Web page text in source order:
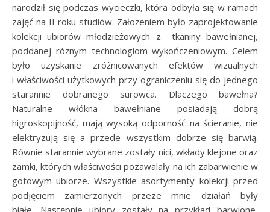
narodził się podczas wycieczki, która odbyła się w ramach
zajęć na II roku studiów. Założeniem było zaprojektowanie
kolekcji ubiorów młodzieżowych z tkaniny bawełnianej,
poddanej różnym technologiom wykończeniowym. Celem
było uzyskanie zróżnicowanych efektów wizualnych
i właściwości użytkowych przy ograniczeniu się do jednego
starannie dobranego surowca. Dlaczego bawełna?
Naturalne włókna bawełniane posiadają dobrą
higroskopijność, mają wysoką odporność na ścieranie, nie
elektryzują się a przede wszystkim dobrze się barwią.
Równie starannie wybrane zostały nici, wkłady klejone oraz
zamki, których właściwości pozawalały na ich zabarwienie w
gotowym ubiorze. Wszystkie asortymenty kolekcji przed
podjęciem zamierzonych przeze mnie działań były
białe. Następnie ubiory zostały na przykład barwione,